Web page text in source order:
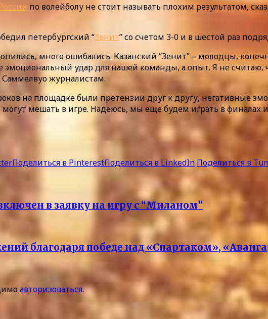
по волейболу не стоит называть плохим результатом,
петербургский “Зенит” со счетом 3-0 и в шестой раз
много ошибались. Казанский “Зенит” – молодцы,
эмоциональный удар для нашей команды, а опыт. Я не
Саммелвуо журналистам.
на площадке были претензии друг к другу, негативные
мешать в игре. Надеюсь, мы еще будем играть в
Поделиться в PinterestПоделиться в LinkedIn Поделиться в
в заявку на игру с “Миланом”
благодаря победе над «Спартаком»,
авторизоваться.